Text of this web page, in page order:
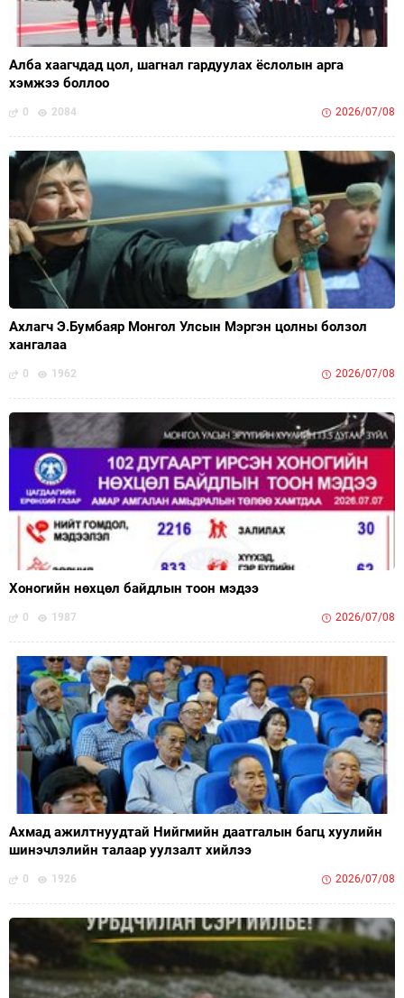
Алба хаагчдад цол, шагнал гардуулах ёслолын арга
хэмжээ боллоо
0 2084 2026/07/08
Ахлагч Э.Бумбаяр Монгол Улсын Мэргэн цолны болзол
хангалаа
0 1962 2026/07/08
Хоногийн нөхцөл байдлын тоон мэдээ
0 1987 2026/07/08
Ахмад ажилтнуудтай Нийгмийн даатгалын багц хуулийн
шинэчлэлийн талаар уулзалт хийлээ
0 1926 2026/07/08